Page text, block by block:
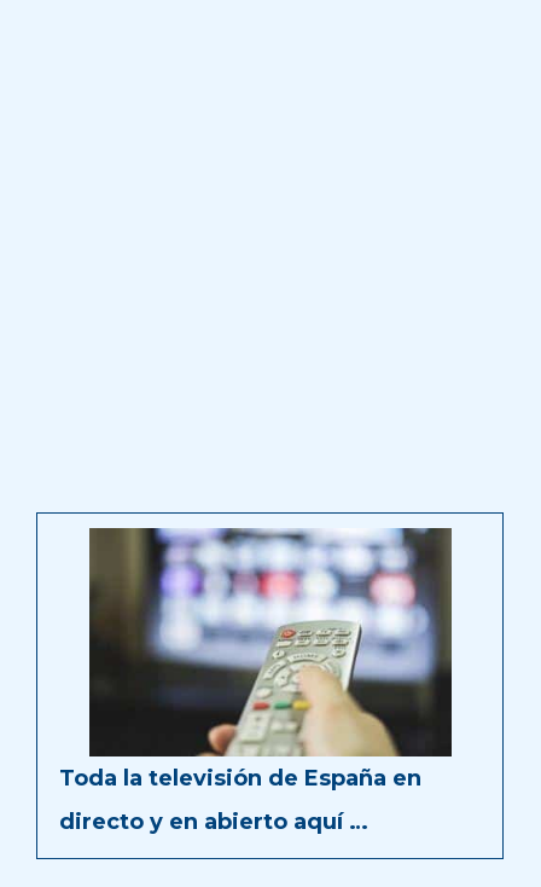
Toda la televisión de España en
directo y en abierto aquí …